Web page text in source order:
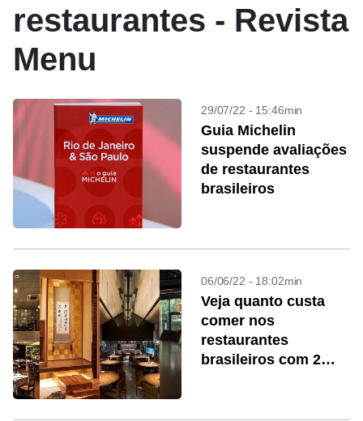
restaurantes - Revista
Menu
29/07/22 - 15:46min
Guia Michelin
suspende avaliações
de restaurantes
brasileiros
06/06/22 - 18:02min
Veja quanto custa
comer nos
restaurantes
brasileiros com 2